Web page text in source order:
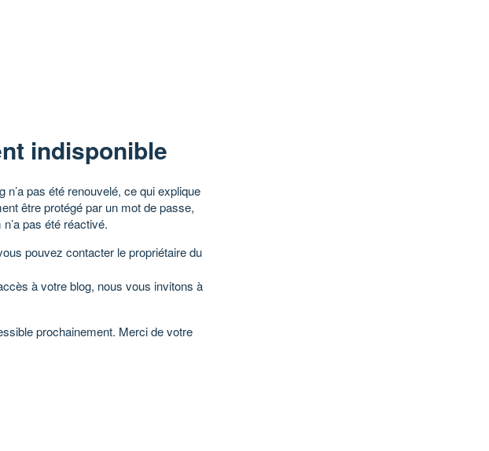
indisponible
n’a pas été renouvelé, ce qui explique
être protégé par un mot de passe,
pas été réactivé.
pouvez contacter le propriétaire du
à votre blog, nous vous invitons à
prochainement. Merci de votre